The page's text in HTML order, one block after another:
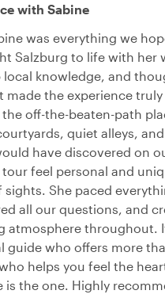
with Sabine
was everything we
Salzburg to life with her
local knowledge, and
made the experience truly
off-the-beaten-path
quiet alleys,
have discovered on
feel personal and
sights. She paced
all our questions, and
atmosphere throughout.
guide who offers more
helps you feel the
is the one. Highly